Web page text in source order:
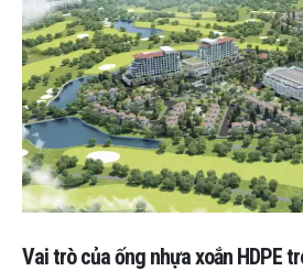
Vai trò của ống nhựa xoắn HDPE